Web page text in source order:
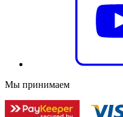
Мы принимаем